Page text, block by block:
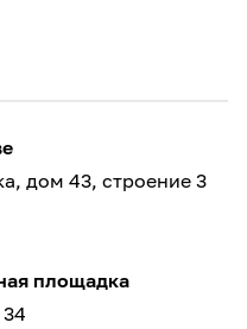
дом 43, строение 3
площадка